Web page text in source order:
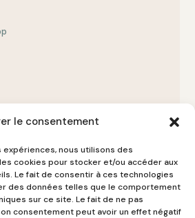
le consentement
nous utilisons des
cookies pour stocker et/ou accéder aux
Le fait de consentir à ces technologies
des données telles que le comportement
sur ce site. Le fait de ne pas
consentement peut avoir un effet négatif